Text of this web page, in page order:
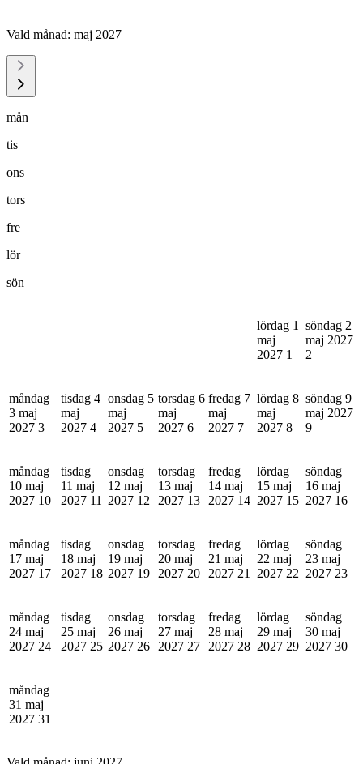
Vald månad: maj 2027
mån
tis
ons
tors
fre
lör
sön
lördag 1
maj
2027 1
söndag 2
maj 2027
2
måndag
3 maj
2027 3
tisdag 4
maj
2027 4
onsdag 5
maj
2027 5
torsdag 6
maj
2027 6
fredag 7
maj
2027 7
lördag 8
maj
2027 8
söndag 9
maj 2027
9
måndag
10 maj
2027 10
tisdag
11 maj
2027 11
onsdag
12 maj
2027 12
torsdag
13 maj
2027 13
fredag
14 maj
2027 14
lördag
15 maj
2027 15
söndag
16 maj
2027 16
måndag
17 maj
2027 17
tisdag
18 maj
2027 18
onsdag
19 maj
2027 19
torsdag
20 maj
2027 20
fredag
21 maj
2027 21
lördag
22 maj
2027 22
söndag
23 maj
2027 23
måndag
24 maj
2027 24
tisdag
25 maj
2027 25
onsdag
26 maj
2027 26
torsdag
27 maj
2027 27
fredag
28 maj
2027 28
lördag
29 maj
2027 29
söndag
30 maj
2027 30
måndag
31 maj
2027 31